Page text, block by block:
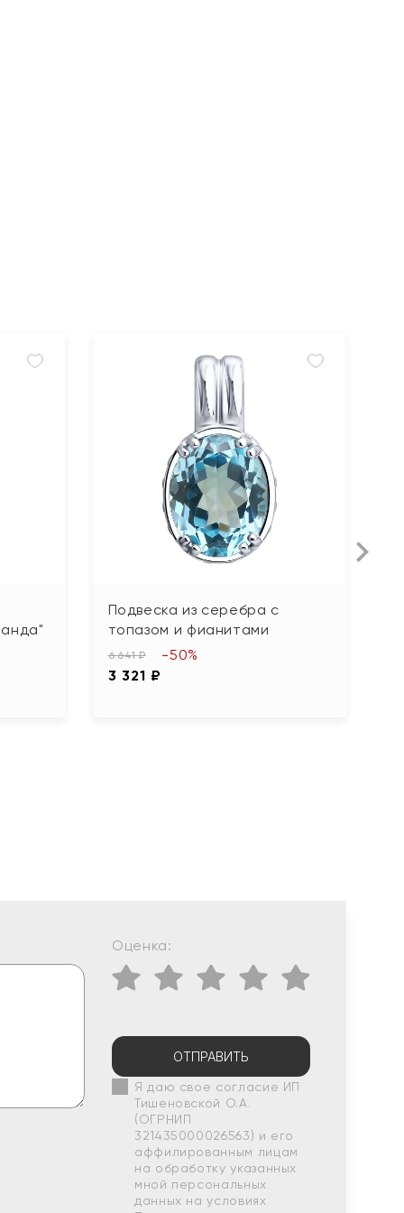
Подвеска из серебра с
топазом и фианитами
6 641 ₽
3 321 ₽
-50%
Оценка:
ОТПРАВИТЬ
Я даю свое согласие ИП
Тишеновской О.А.
(ОГРНИП
321435000026563) и его
аффилированным лицам
на обработку указанных
мной персональных
данных на условиях